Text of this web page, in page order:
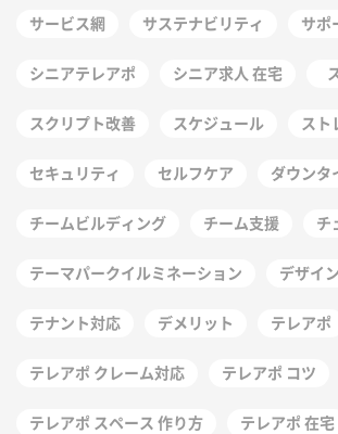
サービス網 サステナビリティ サポ
シニアテレアポ シニア求人 在宅
スクリプト改善 スケジュール スト
セキュリティ セルフケア ダウンタ
チームビルディング チーム支援 チ
テーマパークイルミネーション デザイン
テナント対応 デメリット テレアポ
テレアポ クレーム対応 テレアポ コツ
テレアポ スペース 作り方 テレアポ 在宅